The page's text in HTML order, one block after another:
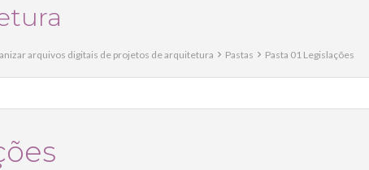
arquivos digitais de projetos de arquitetura Pastas Pasta 01 Legislações